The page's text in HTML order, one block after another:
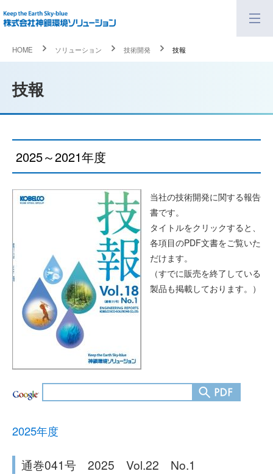
HOME ソリューション 技術開発 技報
技報
2025～2021年度
当社の技術開発に関する報告
書です。
タイトルをクリックすると、
各項目のPDF文書をご覧いた
だけます。
（すでに販売を終了している
製品も掲載しております。）
2025年度
通巻041号 2025 Vol.22 No.1